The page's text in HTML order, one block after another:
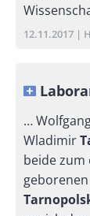
12.11.2017
…
Wladimir
beide zum